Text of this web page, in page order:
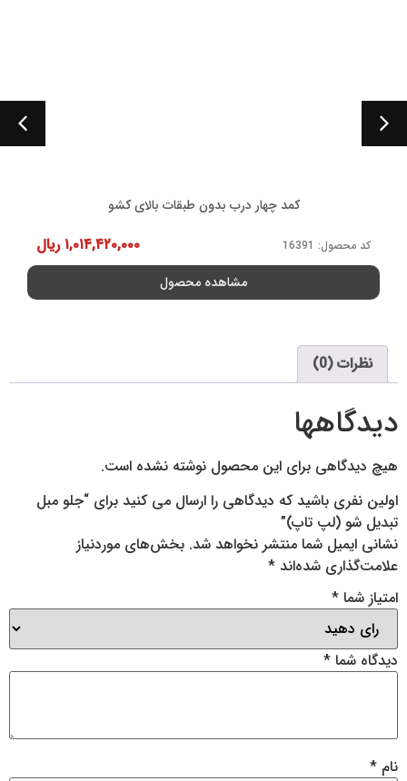
۱,۰۱۴,۴۲۰,۰۰۰ کد محصول: 1557
نظرات (0)
دیدگاهها
هیچ دیدگاهی برای این محصول نوشته نشده است.
اولین نفری باشید که دیدگاهی را ارسال می کنید برای “جلو مبل
تبدیل شو (لپ تاپ)”
نشانی ایمیل شما منتشر نخواهد شد. بخش‌های موردنیاز
علامت‌گذاری شده‌اند *
امتیاز شما *
دیدگاه شما *
نام *